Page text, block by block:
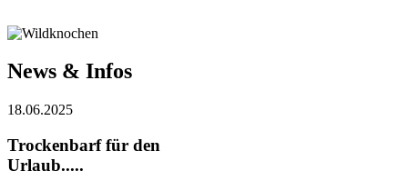
News & Infos
18.06.2025
Trockenbarf für den
Urlaub.....